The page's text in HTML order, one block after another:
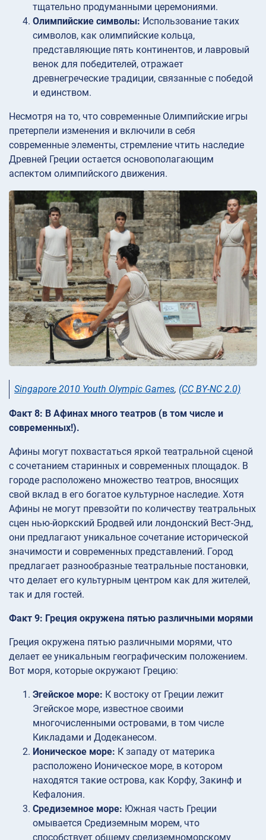
тщательно продуманными церемониями.
Олимпийские символы: Использование таких
символов, как олимпийские кольца,
представляющие пять континентов, и лавровый
венок для победителей, отражает
древнегреческие традиции, связанные с победой
и единством.
Несмотря на то, что современные Олимпийские игры
претерпели изменения и включили в себя
современные элементы, стремление чтить наследие
Древней Греции остается основополагающим
аспектом олимпийского движения.
Singapore 2010 Youth Olympic Games, (CC BY-NC 2.0)
Факт 8: В Афинах много театров (в том числе и
современных!).
Афины могут похвастаться яркой театральной сценой
с сочетанием старинных и современных площадок. В
городе расположено множество театров, вносящих
свой вклад в его богатое культурное наследие. Хотя
Афины не могут превзойти по количеству театральных
сцен нью-йоркский Бродвей или лондонский Вест-Энд,
они предлагают уникальное сочетание исторической
значимости и современных представлений. Город
предлагает разнообразные театральные постановки,
что делает его культурным центром как для жителей,
так и для гостей.
Факт 9: Греция окружена пятью различными морями
Греция окружена пятью различными морями, что
делает ее уникальным географическим положением.
Вот моря, которые окружают Грецию:
Эгейское море: К востоку от Греции лежит
Эгейское море, известное своими
многочисленными островами, в том числе
Кикладами и Додеканесом.
Ионическое море: К западу от материка
расположено Ионическое море, в котором
находятся такие острова, как Корфу, Закинф и
Кефалония.
Средиземное море: Южная часть Греции
омывается Средиземным морем, что
способствует общему средиземноморскому